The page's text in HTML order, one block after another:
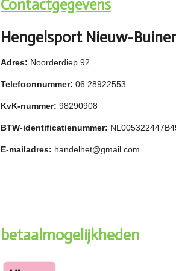
Contactgegevens
Hengelsport Nieuw-
Adres: Noorderdiep 92
Telefoonnummer: 06 28922553
KvK-nummer: 98290908
BTW-identificatienummer:
E-mailadres: handelhet@gmail.com
betaalmogelijkheden